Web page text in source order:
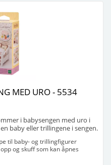
MED URO - 5534
i babysengen med uro i
baby eller trillingene i sengen.
sengen kan klappes opp eller
til smått babyutsty ...
til baby- og trillingfigurer
og skuff som kan åpnes